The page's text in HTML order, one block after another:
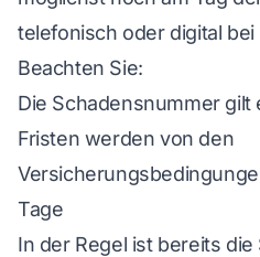
telefonisch oder digital
Beachten Sie:
Die Schadensnummer
Fristen werden von den
Tage
In der Regel ist bereits